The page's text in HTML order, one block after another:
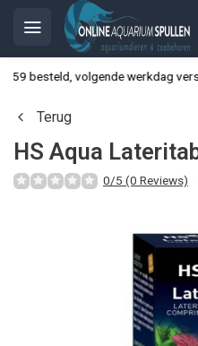
besteld, volgende werkdag
Terug
HS Aqua
0/5 (0 Reviews)